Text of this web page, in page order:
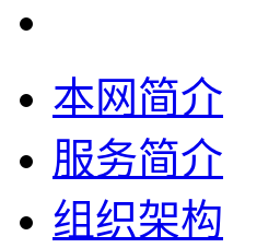
本网简介
服务简介
组织架构